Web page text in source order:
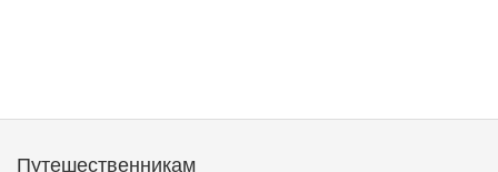
Путешественникам